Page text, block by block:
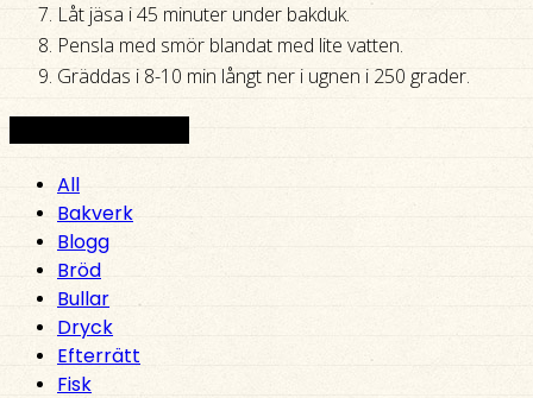
Låt jäsa i 45 minuter under bakduk.
Pensla med smör blandat med lite vatten.
Gräddas i 8-10 min långt ner i ugnen i 250 grader.
All
Bakverk
Blogg
Bröd
Bullar
Dryck
Efterrätt
Fisk